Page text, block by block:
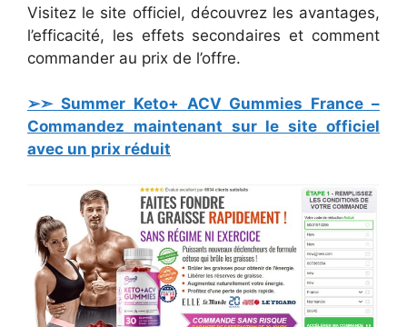
Visitez le site officiel, découvrez les avantages,
l’efficacité, les effets secondaires et comment
commander au prix de l’offre.
➢➣ Summer Keto+ ACV Gummies France –
Commandez maintenant sur le site officiel
avec un prix réduit